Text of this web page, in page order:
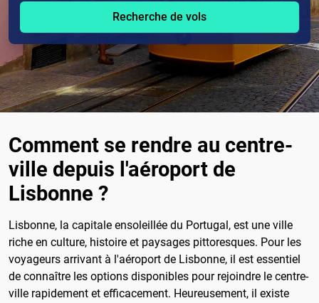
Recherche de vols
Comment se rendre au centre-
ville depuis l'aéroport de
Lisbonne ?
Lisbonne, la capitale ensoleillée du Portugal, est une ville
riche en culture, histoire et paysages pittoresques. Pour les
voyageurs arrivant à l'aéroport de Lisbonne, il est essentiel
de connaître les options disponibles pour rejoindre le centre-
ville rapidement et efficacement. Heureusement, il existe